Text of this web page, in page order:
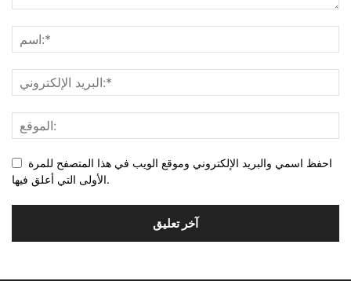
احفظ اسمي والبريد الإلكتروني وموقع الويب في هذا المتصفح للمرة
الأولى التي أعلق فيها.